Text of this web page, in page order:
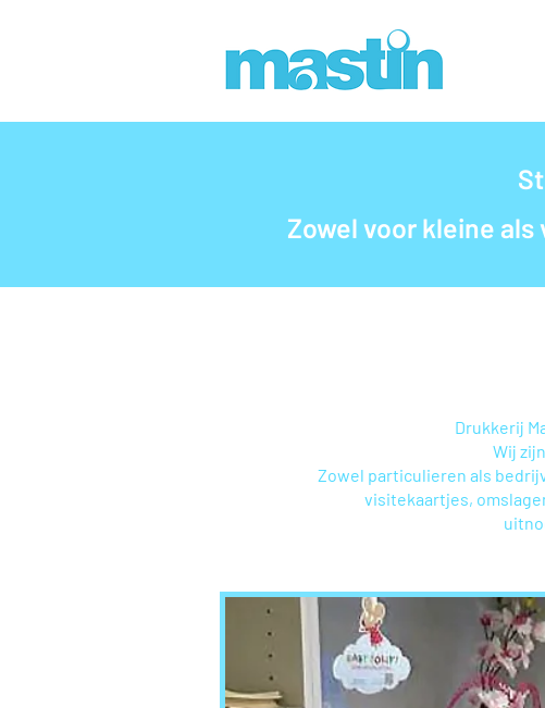
Zowel voor kleine
Drukkerij
Wij
Zowel particulieren als
visitekaartjes,